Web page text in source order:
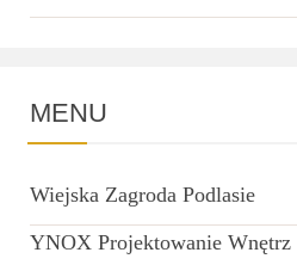
MENU
Wiejska Zagroda Podlasie
YNOX Projektowanie Wnętrz